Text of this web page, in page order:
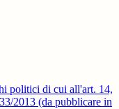
politici di cui all'art. 14,
2013 (da pubblicare in